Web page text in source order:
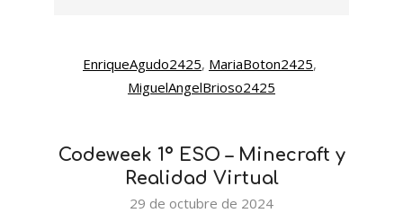
EnriqueAgudo2425, MariaBoton2425
MiguelAngelBrioso2425
Codeweek 1º ESO – Minecraft y
Realidad Virtual
29 de octubre de 2024